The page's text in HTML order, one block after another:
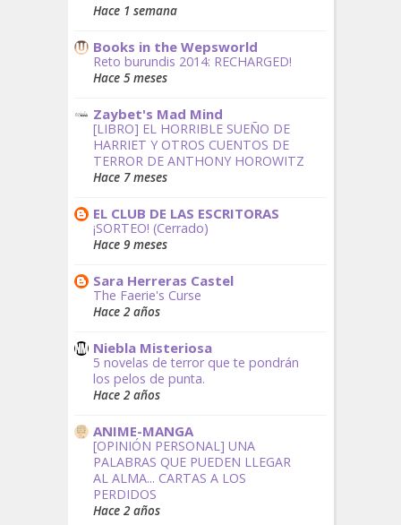
Hace 1 semana
Books in the Wepsworld
Reto burundis 2014: RECHARGED!
Hace 5 meses
Zaybet's Mad Mind
[LIBRO] EL HORRIBLE SUEÑO DE
HARRIET Y OTROS CUENTOS DE
TERROR DE ANTHONY HOROWITZ
Hace 7 meses
EL CLUB DE LAS ESCRITORAS
¡SORTEO! (Cerrado)
Hace 9 meses
Sara Herreras Castel
The Faerie's Curse
Hace 2 años
Niebla Misteriosa
5 novelas de terror que te pondrán
los pelos de punta.
Hace 2 años
ANIME-MANGA
[OPINIÓN PERSONAL] UNA
PALABRAS QUE PUEDEN LLEGAR
AL ALMA... CARTAS A LOS
PERDIDOS
Hace 2 años